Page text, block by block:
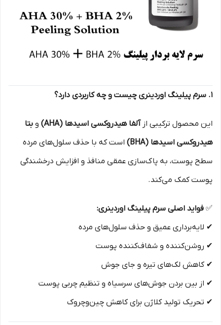
۱. سرم پیلینگ اوردینری چیست و چه کاربردی دارد؟
این محصول ترکیبی ازآلفا هیدروکسی اسیدها (AHA) و بتا
هیدروکسی اسیدها (BHA)
است که با حذف سلول‌های مرده
سطح پوست، به پاک‌سازی عمقی منافذ و افزایش درخشندگی
پوست کمک می‌کند.
✅ فواید اصلی سرم پیلینگ اوردینری:
✔ لایه‌برداری عمیق و حذف سلول‌های مرده
✔ روشن‌کننده و شفاف‌کننده پوست
✔ کاهش لک‌های تیره و جای جوش
✔ از بین بردن جوش‌های سرسیاه و تنظیم چربی پوست
✔ تحریک تولید کلاژن برای کاهش چین‌وچروک